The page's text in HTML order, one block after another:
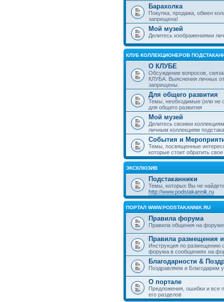
Барахолка
Покупка, продажа, обмен
запрещена!
Мой музей
Делитесь изображениями
КЛУБ КОЛЛЕКЦИОНЕРОВ
О КЛУБЕ
Обсуждение вопросов,
КЛУБА. Выяснения личных
запрещены.
Для общего развития
Темы, необходимые (или не
для общего развития
Мой музей
Делитесь своими
личным коллекциям
События и
Темы, посвященные
которые стоит обратить
ЭКСКЛЮЗИВ
Подстаканники
Темы, которых Вы не
http://www.podstakannik.ru
ПОРТАЛ WWW.PODSTAKANNIK.RU
Правила форума
Правила общения на форуме
Правила размещения
Инструкция по размещению
форума в сообщениях на
Благодарности &
Поздравляем и Благодарим
О портале
Предложения, ошибки и все
его разделов